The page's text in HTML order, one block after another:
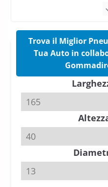
Pirelli
Tyre
slick
su
11
Trova il Miglior
Tua Auto in